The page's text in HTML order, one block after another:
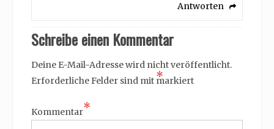
Antworten
Schreibe einen Kommentar
Deine E-Mail-Adresse wird nicht veröffentlicht.
Erforderliche Felder sind mit *
markiert
Kommentar*